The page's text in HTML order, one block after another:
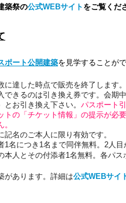
築祭の公式WEBサイト をご覧くだ
ポート公開建築を見学することが
に達した時点で販売を終了します
できるのは引き換え券です。会期
お引き換え下さい。 パスポート
トの「チケット情報」の提示が必
記名のご本人に限り有効です。
1名につき1名まで同伴無料。2人目
本人とその付添者1名無料。各パ
があります。詳細は公式WEBサイ